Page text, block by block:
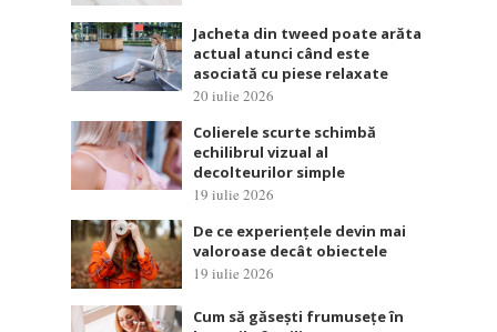
Jacheta din tweed poate arăta
actual atunci când este
asociată cu piese relaxate
20 iulie 2026
Colierele scurte schimbă
echilibrul vizual al
decolteurilor simple
19 iulie 2026
De ce experiențele devin mai
valoroase decât obiectele
19 iulie 2026
Cum să găsești frumusețe în